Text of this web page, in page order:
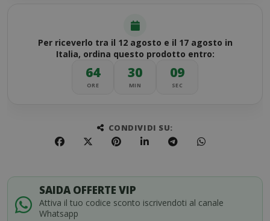
Per riceverlo tra il 12 agosto e il 17 agosto in
Italia, ordina questo prodotto entro:
64
ORE
30
MIN
09
SEC
CONDIVIDI SU:
SAIDA OFFERTE VIP
Attiva il tuo codice sconto iscrivendoti al canale
Whatsapp